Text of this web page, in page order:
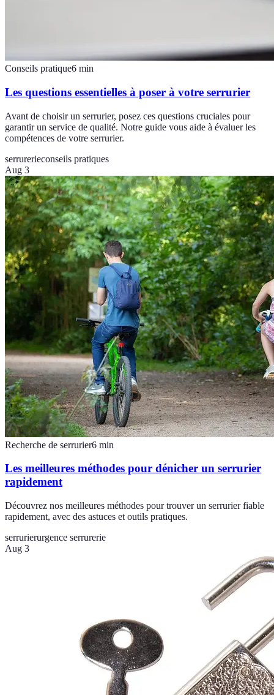
Conseils pratique6 min
Les questions essentielles à poser à votre serrurier
Avant de choisir un serrurier, posez ces questions cruciales pour
garantir un service de qualité. Notre guide vous aide à évaluer les
compétences de votre serrurier.
serrurerieconseils pratiques
Aug 3
Recherche de serrurier6 min
Les meilleures méthodes pour dénicher un serrurier
rapidement
Découvrez nos meilleures méthodes pour trouver un serrurier fiable
rapidement, avec des astuces et outils pratiques.
serrurierurgence serrurerie
Aug 3